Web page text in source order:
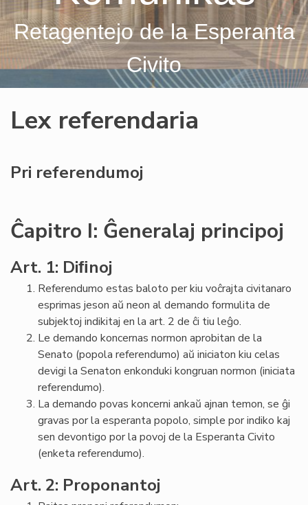
Retagentejo de la Esperanta
Civito
Lex referendaria
Pri referendumoj
Ĉapitro I: Ĝeneralaj principoj
Art. 1: Diﬁnoj
Referendumo estas baloto per kiu voĉrajta civitanaro
esprimas jeson aŭ neon al demando formulita de
subjektoj indikitaj en la art. 2 de ĉi tiu leĝo.
Le demando koncernas normon aprobitan de la
Senato (popola referendumo) aŭ iniciaton kiu celas
devigi la Senaton enkonduki kongruan normon (iniciata
referendumo).
La demando povas koncerni ankaŭ ajnan temon, se ĝi
gravas por la esperanta popolo, simple por indiko kaj
sen devontigo por la povoj de la Esperanta Civito
(enketa referendumo).
Art. 2: Proponantoj